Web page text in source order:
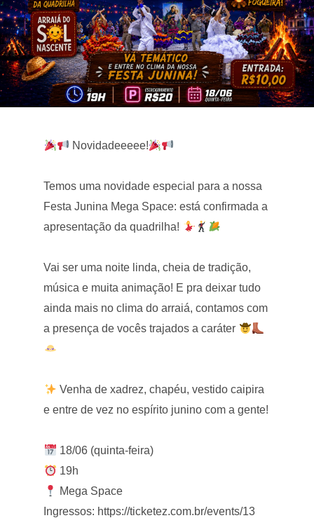
Novidadeeeee!
Temos uma novidade especial para a nossa
Festa Junina Mega Space: está confirmada a
apresentação da quadrilha!
Vai ser uma noite linda, cheia de tradição,
música e muita animação! E pra deixar tudo
ainda mais no clima do arraiá, contamos com
a presença de vocês trajados a caráter
Venha de xadrez, chapéu, vestido caipira
e entre de vez no espírito junino com a gente!
18/06 (quinta-feira)
19h
Mega Space
Ingressos: https://ticketez.com.br/events/13